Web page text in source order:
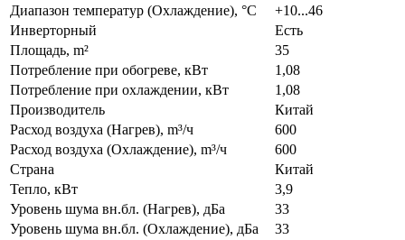
Диапазон температур (Охлаждение), °C
+10...46
Инверторный
Есть
Площадь, m²
35
Потребление при обогреве, кВт
1,08
Потребление при охлаждении, кВт
1,08
Производитель
Китай
Расход воздуха (Нагрев), m³/ч
600
Расход воздуха (Охлаждение), m³/ч
600
Страна
Китай
Тепло, кВт
3,9
Уровень шума вн.бл. (Нагрев), дБа
33
Уровень шума вн.бл. (Охлаждение), дБа
33